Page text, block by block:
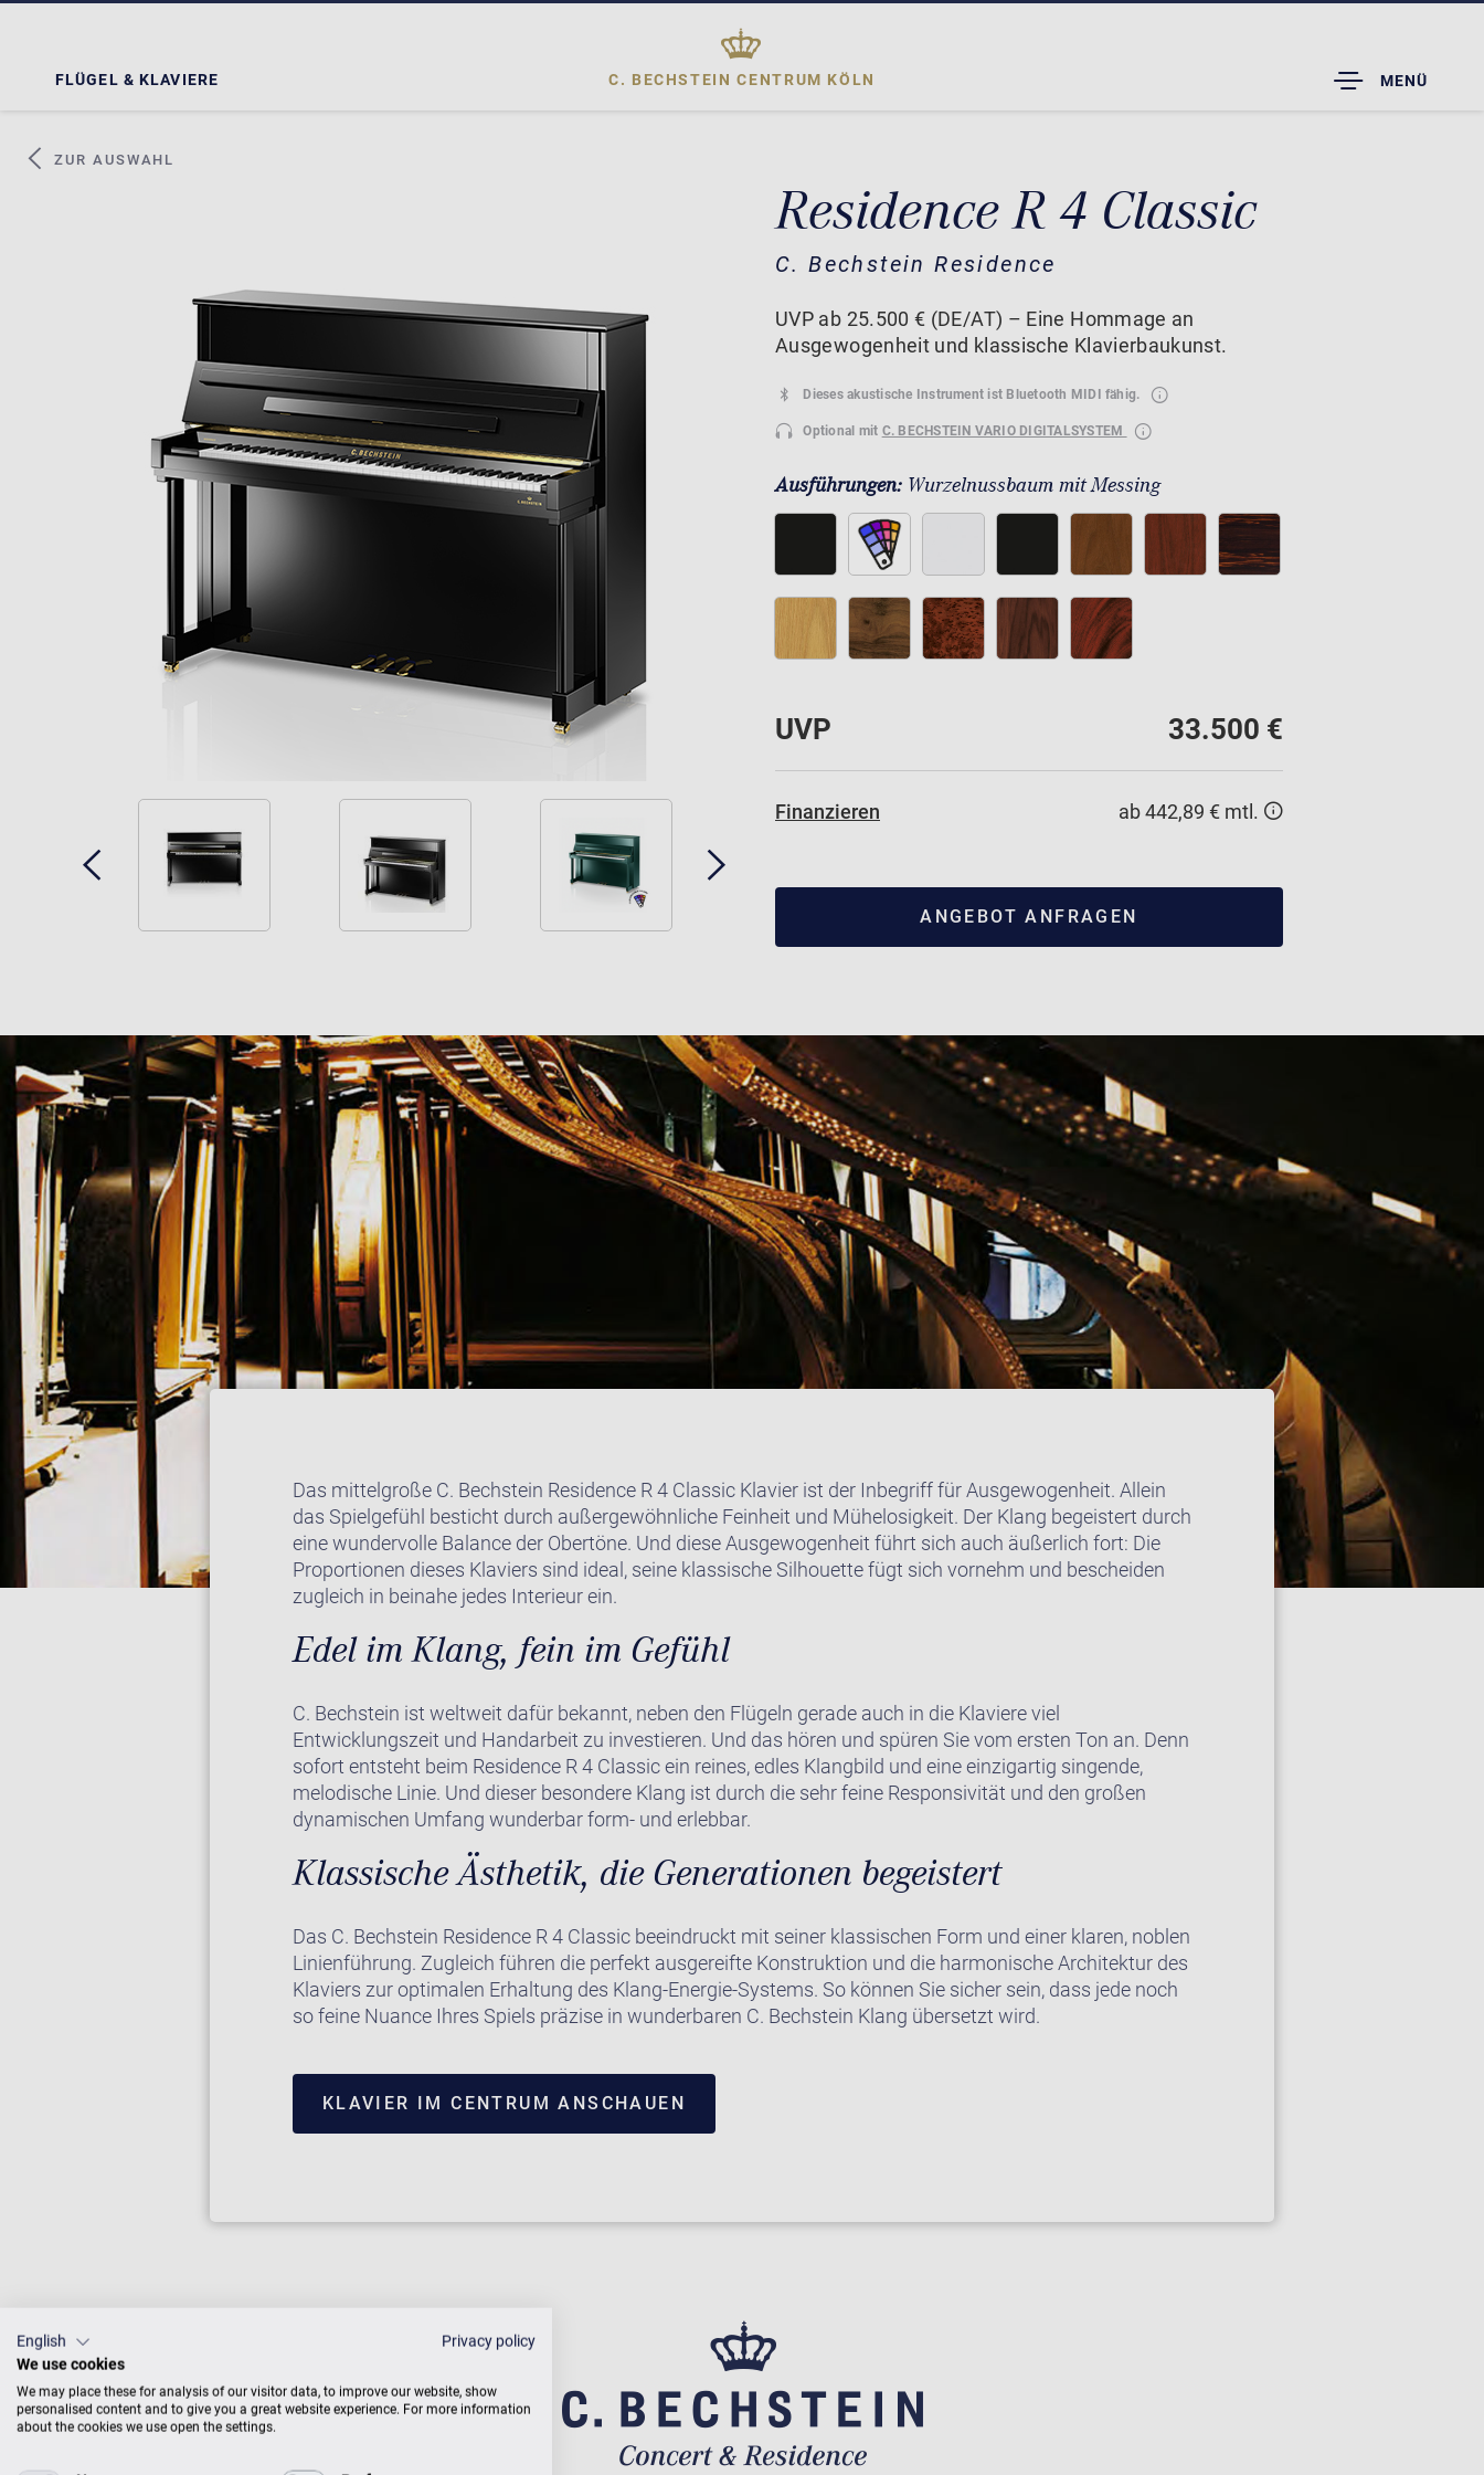
FLÜGEL & KLAVIERE C. BECHSTEIN CENTRUM KÖLN
TOGGLE
DROPDOWN
MENÜ
ZUR AUSWAHL
Residence R 4 Classic
C. Bechstein Residence
UVP ab 25.500 € (DE/AT) – Eine Hommage an
Ausgewogenheit und klassische Klavierbaukunst.
Dieses akustische Instrument ist Bluetooth MIDI fähig.
Optional mit C. BECHSTEIN VARIO DIGITALSYSTEM
Ausführungen: Wurzelnussbaum mit Messing
UVP 33.500 €
Finanzieren ab 442,89 € mtl.
ANGEBOT ANFRAGEN
Das mittelgroße C. Bechstein Residence R 4 Classic Klavier ist der Inbegriff für Ausgewogenheit. Allein
das Spielgefühl besticht durch außergewöhnliche Feinheit und Mühelosigkeit. Der Klang begeistert durch
eine wundervolle Balance der Obertöne. Und diese Ausgewogenheit führt sich auch äußerlich fort: Die
Proportionen dieses Klaviers sind ideal, seine klassische Silhouette fügt sich vornehm und bescheiden
zugleich in beinahe jedes Interieur ein.
Edel im Klang, fein im Gefühl
C. Bechstein ist weltweit dafür bekannt, neben den Flügeln gerade auch in die Klaviere viel
Entwicklungszeit und Handarbeit zu investieren. Und das hören und spüren Sie vom ersten Ton an. Denn
sofort entsteht beim Residence R 4 Classic ein reines, edles Klangbild und eine einzigartig singende,
melodische Linie. Und dieser besondere Klang ist durch die sehr feine Responsivität und den großen
dynamischen Umfang wunderbar form- und erlebbar.
Klassische Ästhetik, die Generationen begeistert
Das C. Bechstein Residence R 4 Classic beeindruckt mit seiner klassischen Form und einer klaren, noblen
Linienführung. Zugleich führen die perfekt ausgereifte Konstruktion und die harmonische Architektur des
Klaviers zur optimalen Erhaltung des Klang-Energie-Systems. So können Sie sicher sein, dass jede noch
so feine Nuance Ihres Spiels präzise in wunderbaren C. Bechstein Klang übersetzt wird.
KLAVIER IM CENTRUM ANSCHAUEN
English
Privacy policy
We use cookies
We may place these for analysis of our visitor data, to improve our website, show
personalised content and to give you a great website experience. For more information
about the cookies we use open the settings.